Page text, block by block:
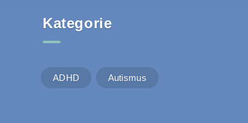
Kategorie
ADHD Autismus